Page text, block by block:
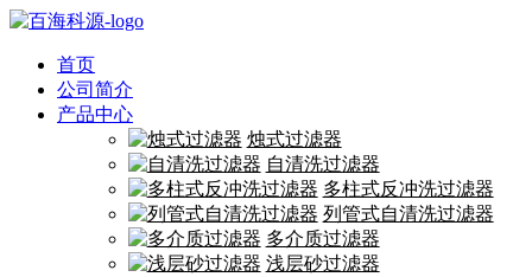
首页
公司简介
产品中心
烛式过滤器
自清洗过滤器
多柱式反冲洗过滤器
列管式自清洗过滤器
多介质过滤器
浅层砂过滤器